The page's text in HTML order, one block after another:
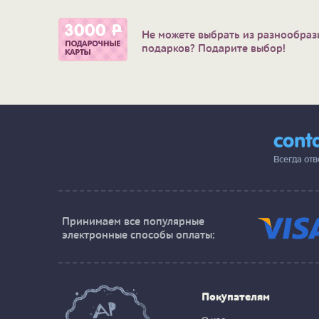
Не можете выбрать из
подарков? Подарите выбор!
Всегда
Принимаем все популярные
электронные способы оплаты:
Покупателям